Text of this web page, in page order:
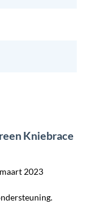
Kniebrace
2023